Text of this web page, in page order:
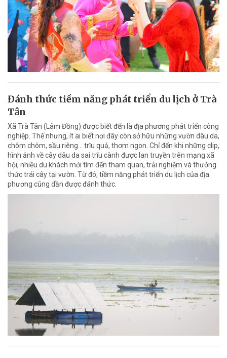
Đánh thức tiềm năng phát triển du lịch ở Trà
Tân
Xã Trà Tân (Lâm Đồng) được biết đến là địa phương phát triển công
nghiệp. Thế nhưng, ít ai biết nơi đây còn sở hữu những vườn dâu da,
chôm chôm, sầu riêng… trĩu quả, thơm ngon. Chỉ đến khi những clip,
hình ảnh về cây dâu da sai trĩu cành được lan truyền trên mạng xã
hội, nhiều du khách mới tìm đến tham quan, trải nghiệm và thưởng
thức trái cây tại vườn. Từ đó, tiềm năng phát triển du lịch của địa
phương cũng dần được đánh thức.